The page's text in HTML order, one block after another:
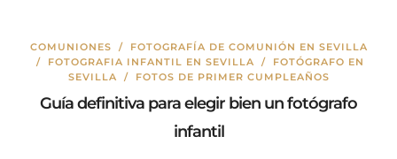
COMUNIONES /
FOTOGRAFÍA DE COMUNIÓN EN SEVILLA
/ FOTOGRAFIA INFANTIL EN SEVILLA / FOTÓGRAFO EN
SEVILLA / FOTOS DE PRIMER CUMPLEAÑOS
Guía definitiva para elegir bien un fotógrafo
infantil